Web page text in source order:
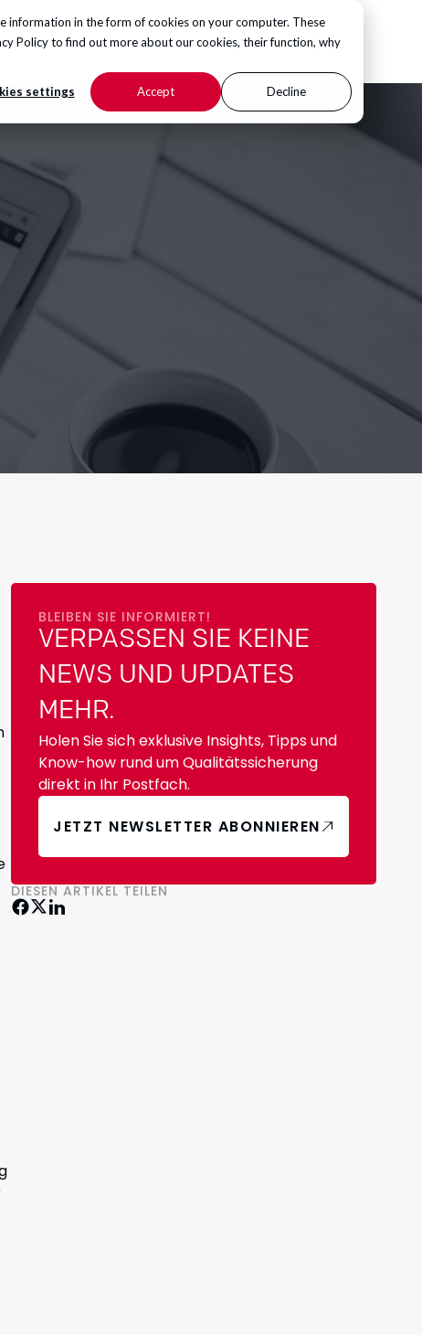
in the form of cookies on your computer. These
Policyto find out more about our cookies, their function, why
settings Accept Decline
Hub KONTAKT
BLEIBEN SIE INFORMIERT!
VERPASSEN SIE KEINE
NEWS UND UPDATES
MEHR.
Holen Sie sich exklusive Insights, Tipps und
Know-how rund um Qualitätssicherung
direkt in Ihr Postfach.
JETZT NEWSLETTER ABONNIEREN
DIESEN ARTIKEL TEILEN